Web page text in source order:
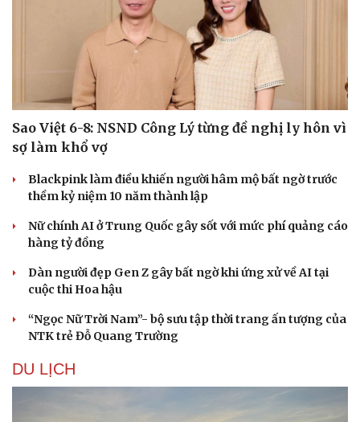
Sao Việt 6-8: NSND Công Lý từng đề nghị ly hôn vì
sợ làm khổ vợ
Blackpink làm điều khiến người hâm mộ bất ngờ trước
thềm kỷ niệm 10 năm thành lập
Nữ chính AI ở Trung Quốc gây sốt với mức phí quảng cáo
hàng tỷ đồng
Dàn người đẹp Gen Z gây bất ngờ khi ứng xử về AI tại
cuộc thi Hoa hậu
“Ngọc Nữ Trời Nam”- bộ sưu tập thời trang ấn tượng của
NTK trẻ Đỗ Quang Trường
DU LỊCH